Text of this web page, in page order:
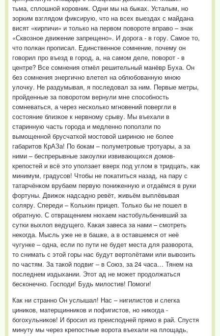
тьма, сплошной коровник. Одни мы на быках. Усталым, но
зорким взглядом фиксирую, что на всех выездах с майдана
висят «кирпичи» и только на первом повороте вправо – знак
«Сквозное движение запрещено». И дорога - в гору. Самое то,
что полкан прописал. Единственное сомнение, почему он
говорил про въезд в город, а, на самом деле, поворот - в
центре? Все сомнения отмёл решительный манёвр Буха. Он
без сомнения энергично влетел на облюбованную мною
улочку. Не раздумывая, я последовал за ним. Первые метры,
пройденные за поворотом вернули мне способность
сомневаться, а через несколько мгновений повергли в
состояние близкое к нервному срыву. Мы въехали в
старинную часть города и медленно поползли по
вымощенной брусчаткой мостовой шириною не более
габаритов КрАЗа! По бокам – полуметровые тротуары, а за
ними – беспрерывные закоулки извивающихся домов-
крепостей и всё это уползает вверх под углом в тридцать, как
минимум, градусов! Чтобы не покатиться назад, на пару с
татарчёнком врубаем первую пониженную и отдаёмся в руки
фортуны. Движок надсадно ревёт, живьём выплёвывая
соляру. Спереди – Колькин прицеп. Только бы не пошел в
обратную. С отвращением нюхаем настобульбенивший за
сутки выхлоп ведущего. Какая завеса за нами – смотреть
некогда. Мысль уже не в башке, а в оставшемся от неё
чугунке – одна, если по пути не будет места для разворота,
то снимать с этой горы нас будут вертолётами или вывозить
по частям. За такой подвиг – в Союз, за 24 часа… Тянем на
последнем издыхании. Этот ад не может продолжаться
бесконечно. Господи! Будь милостив! Помоги!
Как ни странно Он услышал! Нас – нигилистов и слегка
циников, матерщинников и пофигистов, но никогда -
богохульников! И бросил из преисподней прямо в рай. Спустя
минуту мы через крепостные ворота въехали на площадь,